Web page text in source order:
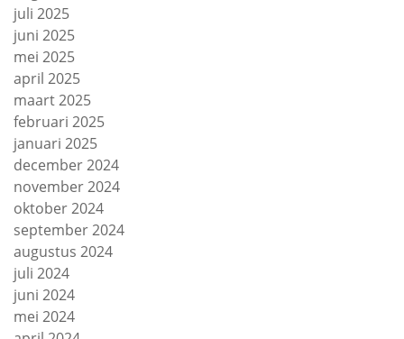
juli 2025
juni 2025
mei 2025
april 2025
maart 2025
februari 2025
januari 2025
december 2024
november 2024
oktober 2024
september 2024
augustus 2024
juli 2024
juni 2024
mei 2024